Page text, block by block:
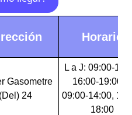
Horario
Gasometre
(Del) 24
L a J: 09:00-
16:00-19:00 V:
09:00-14:00,
18:00